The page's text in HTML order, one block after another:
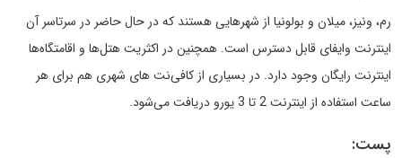
رم، ونیز، میلان و بولونیا از شهرهایی هستند که در حال حاضر در سرتاسر آن
اینترنت وایفای قابل دسترس است. همچنین در اکثریت هتل‌ها و اقامتگاه‌ها
اینترنت رایگان وجود دارد. در بسیاری از کافی‌نت های شهری هم برای هر
ساعت استفاده از اینترنت 2 تا 3 یورو دریافت می‌شود.
پست: